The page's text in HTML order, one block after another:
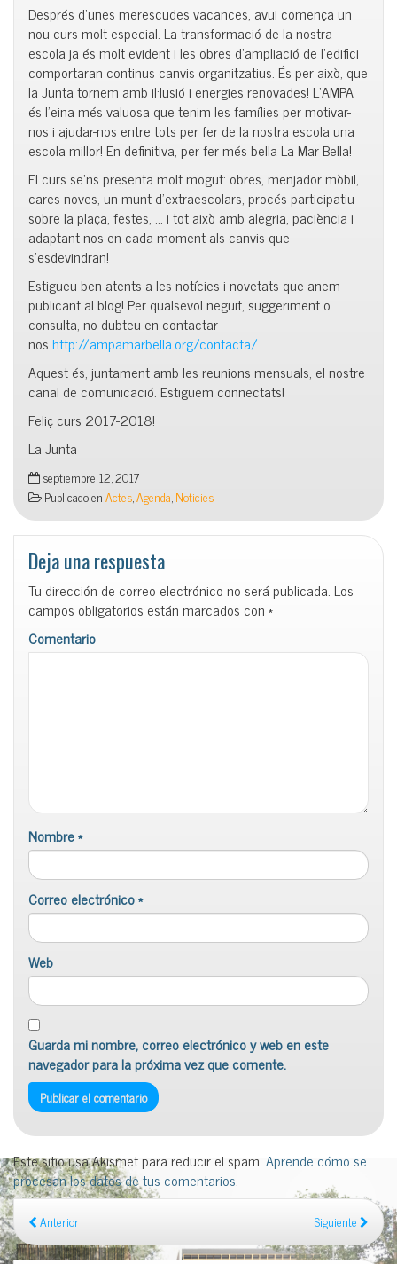
Després d’unes merescudes vacances, avui comença un
nou curs molt especial. La transformació de la nostra
escola ja és molt evident i les obres d’ampliació de l’edifici
comportaran continus canvis organitzatius. És per això, que
la Junta tornem amb il·lusió i energies renovades! L’AMPA
és l’eina més valuosa que tenim les famílies per motivar-
nos i ajudar-nos entre tots per fer de la nostra escola una
escola millor! En definitiva, per fer més bella La Mar Bella!
El curs se’ns presenta molt mogut: obres, menjador mòbil,
cares noves, un munt d’extraescolars, procés participatiu
sobre la plaça, festes, … i tot això amb alegria, paciència i
adaptant-nos en cada moment als canvis que
s’esdevindran!
Estigueu ben atents a les notícies i novetats que anem
publicant al blog! Per qualsevol neguit, suggeriment o
consulta, no dubteu en contactar-
noshttp://ampamarbella.org/contacta/.
Aquest és, juntament amb les reunions mensuals, el nostre
canal de comunicació. Estiguem connectats!
Feliç curs 2017-2018!
La Junta
septiembre 12, 2017
Publicado enActes,Agenda,Noticies
Deja una respuesta
Tu dirección de correo electrónico no será publicada.Los
campos obligatorios están marcados con*
Comentario
Nombre*
Correo electrónico*
Web
Guarda mi nombre, correo electrónico y web en este
navegador para la próxima vez que comente.
Este sitio usa Akismet para reducir el spam.Aprende cómo se
procesan los datos de tus comentarios.
Anterior Siguiente